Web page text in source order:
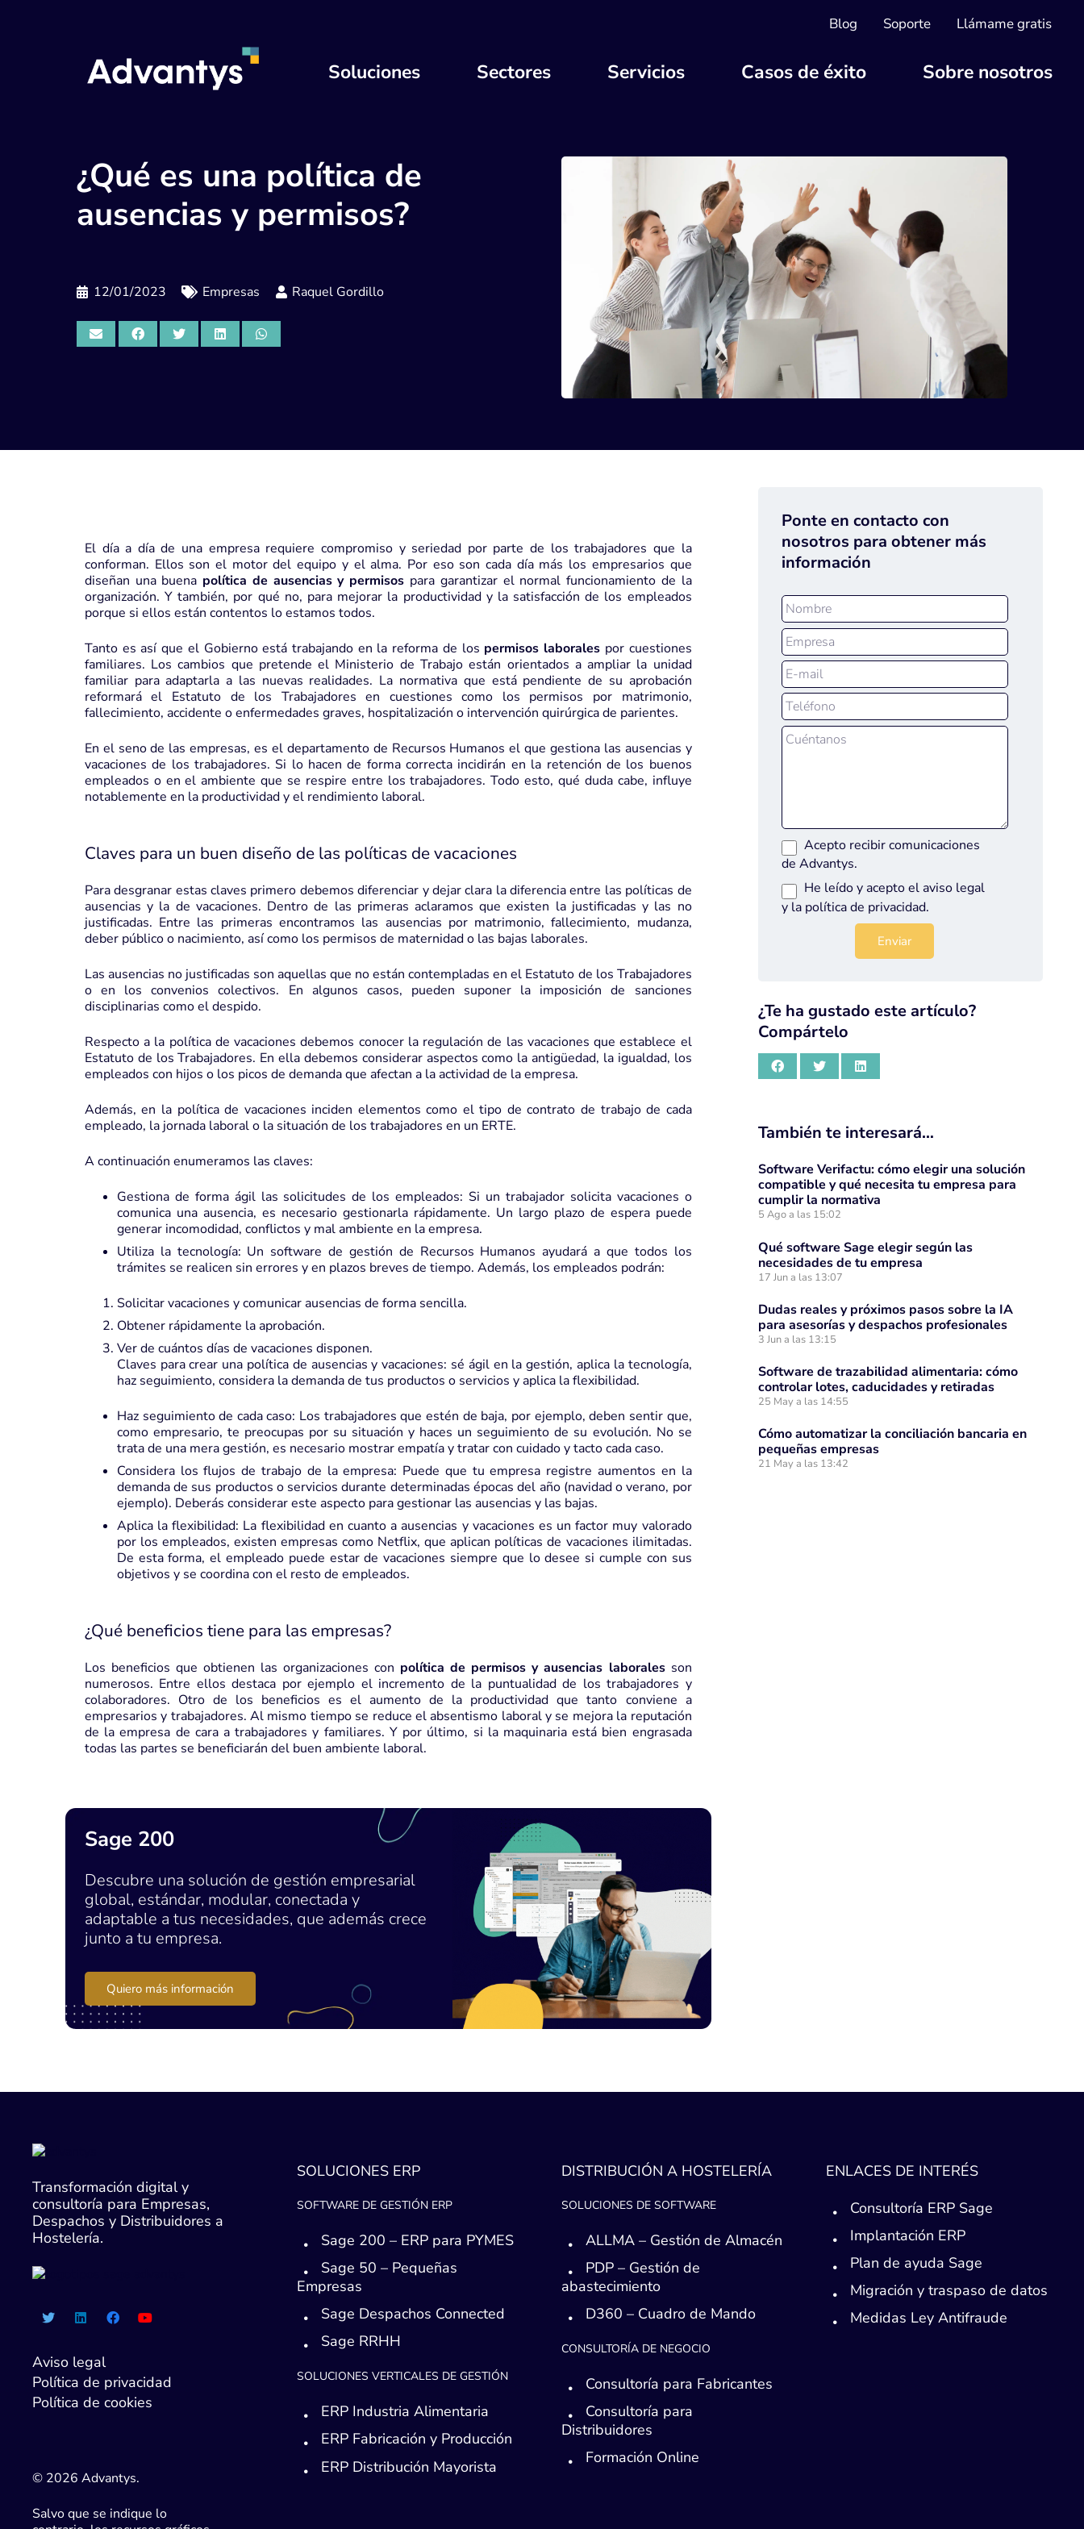
Blog Soporte Llámame gratis
Soluciones Sectores Servicios Casos de éxito Sobre nosotros
¿Qué es una política de
ausencias y permisos?
12/01/2023 Empresas Raquel Gordillo
El día a día de una empresa requiere compromiso y seriedad por parte de los trabajadores que la
conforman. Ellos son el motor del equipo y el alma. Por eso son cada día más los empresarios que
diseñan una buena política de ausencias y permisos para garantizar el normal funcionamiento de la
organización. Y también, por qué no, para mejorar la productividad y la satisfacción de los empleados
porque si ellos están contentos lo estamos todos.
Tanto es así que el Gobierno está trabajando en la reforma de los permisos laborales por cuestiones
familiares. Los cambios que pretende el Ministerio de Trabajo están orientados a ampliar la unidad
familiar para adaptarla a las nuevas realidades. La normativa que está pendiente de su aprobación
reformará el Estatuto de los Trabajadores en cuestiones como los permisos por matrimonio,
fallecimiento, accidente o enfermedades graves, hospitalización o intervención quirúrgica de parientes.
En el seno de las empresas, es el departamento de Recursos Humanos el que gestiona las ausencias y
vacaciones de los trabajadores. Si lo hacen de forma correcta incidirán en la retención de los buenos
empleados o en el ambiente que se respire entre los trabajadores. Todo esto, qué duda cabe, influye
notablemente en la productividad y el rendimiento laboral.
Claves para un buen diseño de las políticas de vacaciones
Para desgranar estas claves primero debemos diferenciar y dejar clara la diferencia entre las políticas de
ausencias y la de vacaciones. Dentro de las primeras aclaramos que existen la justificadas y las no
justificadas. Entre las primeras encontramos las ausencias por matrimonio, fallecimiento, mudanza,
deber público o nacimiento, así como los permisos de maternidad o las bajas laborales.
Las ausencias no justificadas son aquellas que no están contempladas en el Estatuto de los Trabajadores
o en los convenios colectivos. En algunos casos, pueden suponer la imposición de sanciones
disciplinarias como el despido.
Respecto a la política de vacaciones debemos conocer la regulación de las vacaciones que establece el
Estatuto de los Trabajadores. En ella debemos considerar aspectos como la antigüedad, la igualdad, los
empleados con hijos o los picos de demanda que afectan a la actividad de la empresa.
Además, en la política de vacaciones inciden elementos como el tipo de contrato de trabajo de cada
empleado, la jornada laboral o la situación de los trabajadores en un ERTE.
A continuación enumeramos las claves:
Gestiona de forma ágil las solicitudes de los empleados: Si un trabajador solicita vacaciones o
comunica una ausencia, es necesario gestionarla rápidamente. Un largo plazo de espera puede
generar incomodidad, conflictos y mal ambiente en la empresa.
Utiliza la tecnología: Un software de gestión de Recursos Humanos ayudará a que todos los
trámites se realicen sin errores y en plazos breves de tiempo. Además, los empleados podrán:
Solicitar vacaciones y comunicar ausencias de forma sencilla.
Obtener rápidamente la aprobación.
Ver de cuántos días de vacaciones disponen.
Claves para crear una política de ausencias y vacaciones: sé ágil en la gestión, aplica la tecnología,
haz seguimiento, considera la demanda de tus productos o servicios y aplica la flexibilidad.
Haz seguimiento de cada caso: Los trabajadores que estén de baja, por ejemplo, deben sentir que,
como empresario, te preocupas por su situación y haces un seguimiento de su evolución. No se
trata de una mera gestión, es necesario mostrar empatía y tratar con cuidado y tacto cada caso.
Considera los flujos de trabajo de la empresa: Puede que tu empresa registre aumentos en la
demanda de sus productos o servicios durante determinadas épocas del año (navidad o verano, por
ejemplo). Deberás considerar este aspecto para gestionar las ausencias y las bajas.
Aplica la flexibilidad: La flexibilidad en cuanto a ausencias y vacaciones es un factor muy valorado
por los empleados, existen empresas como Netflix, que aplican políticas de vacaciones ilimitadas.
De esta forma, el empleado puede estar de vacaciones siempre que lo desee si cumple con sus
objetivos y se coordina con el resto de empleados.
¿Qué beneficios tiene para las empresas?
Los beneficios que obtienen las organizaciones con política de permisos y ausencias laboralesson
numerosos. Entre ellos destaca por ejemplo el incremento de la puntualidad de los trabajadores y
colaboradores. Otro de los beneficios es el aumento de la productividad que tanto conviene a
empresarios y trabajadores. Al mismo tiempo se reduce el absentismo laboral y se mejora la reputación
de la empresa de cara a trabajadores y familiares. Y por último, si la maquinaria está bien engrasada
todas las partes se beneficiarán del buen ambiente laboral.
Sage 200
Descubre una solución de gestión empresarial
global, estándar, modular, conectada y
adaptable a tus necesidades, que además crece
junto a tu empresa.
Quiero más información
Ponte en contacto con
nosotros para obtener más
información
Acepto recibir comunicaciones
de Advantys.
He leído y acepto el aviso legal
y la política de privacidad.
¿Te ha gustado este artículo?
Compártelo
También te interesará…
Software Verifactu: cómo elegir una solución
compatible y qué necesita tu empresa para
cumplir la normativa
5 Ago a las 15:02
Qué software Sage elegir según las
necesidades de tu empresa
17 Jun a las 13:07
Dudas reales y próximos pasos sobre la IA
para asesorías y despachos profesionales
3 Jun a las 13:15
Software de trazabilidad alimentaria: cómo
controlar lotes, caducidades y retiradas
25 May a las 14:55
Cómo automatizar la conciliación bancaria en
pequeñas empresas
21 May a las 13:42
Transformación digital y
consultoría para Empresas,
Despachos y Distribuidores a
Hostelería.
Aviso legal
Política de privacidad
Política de cookies
© 2026 Advantys.
Salvo que se indique lo
SOLUCIONES ERP
SOFTWARE DE GESTIÓN ERP
Sage 200 – ERP para PYMES
Sage 50 – Pequeñas
Empresas
Sage Despachos Connected
Sage RRHH
SOLUCIONES VERTICALES DE GESTIÓN
ERP Industria Alimentaria
ERP Fabricación y Producción
ERP Distribución Mayorista
DISTRIBUCIÓN A HOSTELERÍA
SOLUCIONES DE SOFTWARE
ALLMA – Gestión de Almacén
PDP – Gestión de
abastecimiento
D360 – Cuadro de Mando
CONSULTORÍA DE NEGOCIO
Consultoría para Fabricantes
Consultoría para
Distribuidores
Formación Online
ENLACES DE INTERÉS
Consultoría ERP Sage
Implantación ERP
Plan de ayuda Sage
Migración y traspaso de datos
Medidas Ley Antifraude